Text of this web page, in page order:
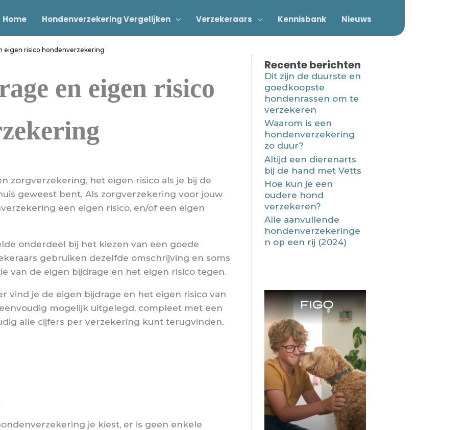
Home Hondenverzekering Vergelijken Verzekeraars Kennisbank Nieuws
eigen risico hondenverzekering
en eigen risico
zorgverzekering, het eigen risico als je bij de
geweest bent. Als zorgverzekering voor jouw
een eigen risico, en/of een eigen
onderdeel bij het kiezen van een goede
gebruiken dezelfde omschrijving en soms
van de eigen bijdrage en het eigen risico tegen.
vind je de eigen bijdrage en het eigen risico van
mogelijk uitgelegd, compleet met een
alle cijfers per verzekering kunt terugvinden.
je kiest, er is geen enkele
Recente berichten
Dit zijn de duurste en
goedkoopste
hondenrassen om te
verzekeren
Waarom is een
hondenverzekering
zo duur?
Altijd een dierenarts
bij de hand met Vetts
Hoe kun je een
oudere hond
verzekeren?
Alle aanvullende
hondenverzekeringe
n op een rij (2024)